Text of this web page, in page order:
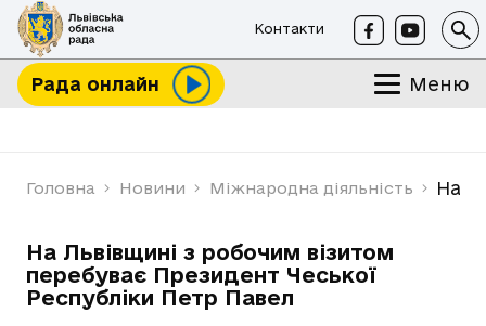
Контакти
Рада онлайн Меню
Головна Новини Міжнародна діяльність На
На Львівщині з робочим візитом
перебуває Президент Чеської
Республіки Петр Павел